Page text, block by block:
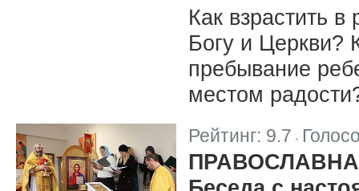
Как взрастить
Богу и Церкви?
пребывание
местом
Рейтинг: 9.7